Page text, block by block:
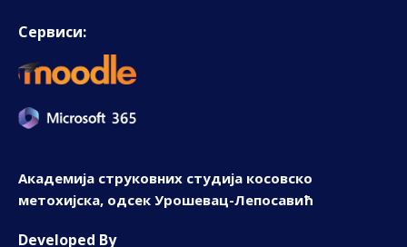
Сервиси:
Академија струковних студија косовско
метохијска, одсек Урошевац-Лепосавић
Developed By